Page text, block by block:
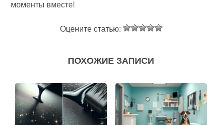
моменты вместе!
Оцените статью:
ПОХОЖИЕ ЗАПИСИ